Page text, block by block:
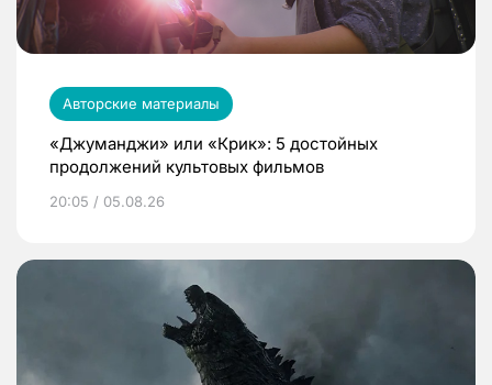
Авторские материалы
«Джуманджи» или «Крик»: 5 достойных
продолжений культовых фильмов
20:05 / 05.08.26